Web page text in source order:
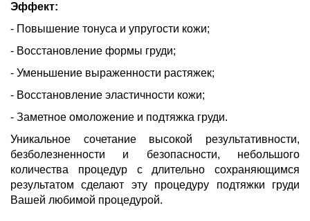
Эффект:
- Повышение тонуса и упругости кожи;
- Восстановление формы груди;
- Уменьшение выраженности растяжек;
- Восстановление эластичности кожи;
- Заметное омоложение и подтяжка груди.
Уникальное сочетание высокой результативности,
безболезненности и безопасности, небольшого
количества процедур с длительно сохраняющимся
результатом сделают эту процедуру подтяжки груди
Вашей любимой процедурой.